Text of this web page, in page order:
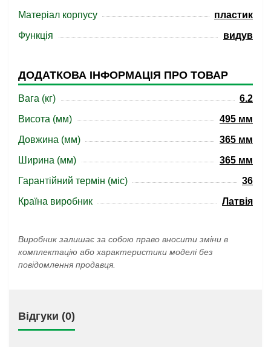
Матеріал корпусу
пластик
Функція
видув
ДОДАТКОВА ІНФОРМАЦІЯ ПРО ТОВАР
Вага (кг)
6.2
Висота (мм)
495 мм
Довжина (мм)
365 мм
Ширина (мм)
365 мм
Гарантійний термін (міс)
36
Країна виробник
Латвія
Виробник залишає за собою право вносити зміни в
комплектацію або характеристики моделі без
повідомлення продавця.
Відгуки (0)